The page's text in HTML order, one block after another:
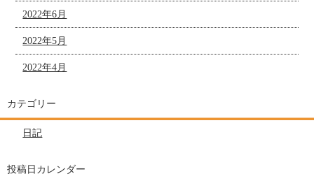
2022年6月
2022年5月
2022年4月
カテゴリー
日記
投稿日カレンダー